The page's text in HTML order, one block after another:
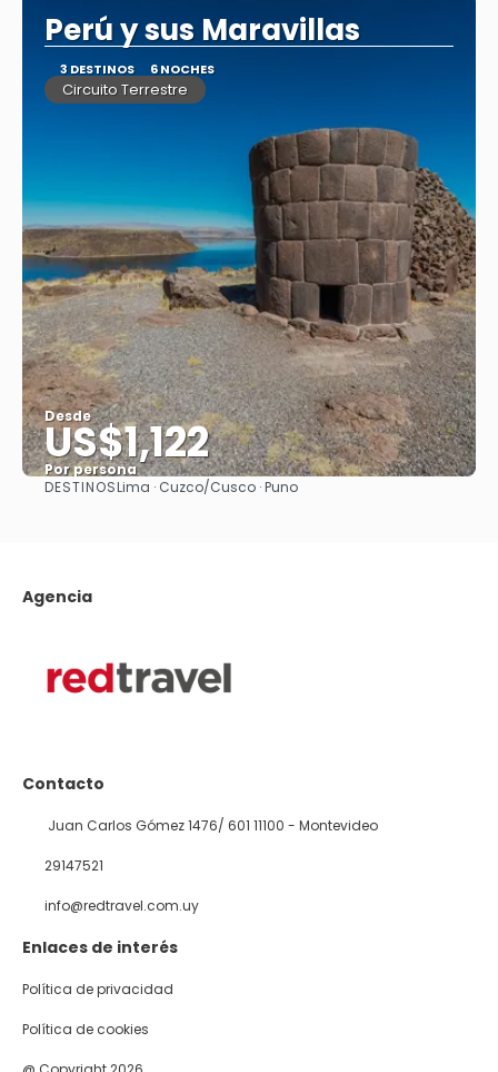
Perú y sus Maravillas
3 DESTINOS 6 NOCHES
Circuito Terrestre
Desde
US$1,122
Por persona
Ver
DESTINOSLima · Cuzco/Cusco · Puno
Agencia
Contacto
Juan Carlos Gómez 1476/ 601 11100 - Montevideo
29147521
info@redtravel.com.uy
Enlaces de interés
Política de privacidad
Política de cookies